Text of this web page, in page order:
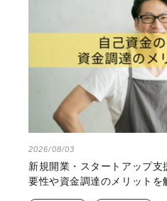
2026/08/03
新規開業・スタートアップ
要性や資金調達のメリットを